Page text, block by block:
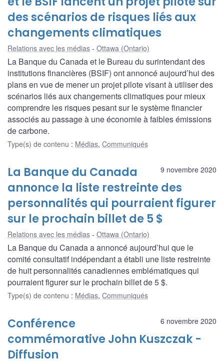
des scénarios de risques liés aux
changements climatiques
Relations avec les médias Ottawa (Ontario)
La Banque du Canada et le Bureau du surintendant des
institutions financières (BSIF) ont annoncé aujourd’hui des
plans en vue de mener un projet pilote visant à utiliser des
scénarios liés aux changements climatiques pour mieux
comprendre les risques pesant sur le système financier
associés au passage à une économie à faibles émissions
de carbone.
Type(s) de contenu : Médias, Communiqués
9 novembre 2020
La Banque du Canada
annonce la liste restreinte des
personnalités qui pourraient figurer
sur le prochain billet de 5 $
Relations avec les médias Ottawa (Ontario)
La Banque du Canada a annoncé aujourd’hui que le
comité consultatif indépendant a établi une liste restreinte
de huit personnalités canadiennes emblématiques qui
pourraient figurer sur le prochain billet de 5 $.
Type(s) de contenu : Médias, Communiqués
6 novembre 2020
Conférence
commémorative John Kuszczak -
Diffusion